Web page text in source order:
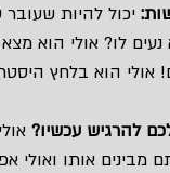
יכול להיות
לו? אולי הוא
אולי הוא בלחץ
להרגיש עכשיו?
מבינים אותו ואולי